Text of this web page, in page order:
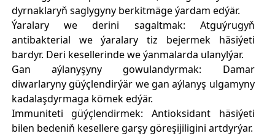
dyrnaklaryň saglygyny berkitmäge ýardam edýär.
Ýaralary we derini sagaltmak: Atguýrugyň​
antibakterial we ýaralary tiz bejermek häsiýeti
bardyr. Deri kesellerinde we ýanmalarda ulanylýar.
Gan aýlanyşyny gowulandyrmak: Damar
diwarlaryny güýçlendirýär we gan aýlanyş ulgamyny
kadalaşdyrmaga kömek edýär.
Immuniteti güýçlendirmek: Antioksidant häsiýeti
bilen bedeniň kesellere garşy göreşijiligini artdyrýar.